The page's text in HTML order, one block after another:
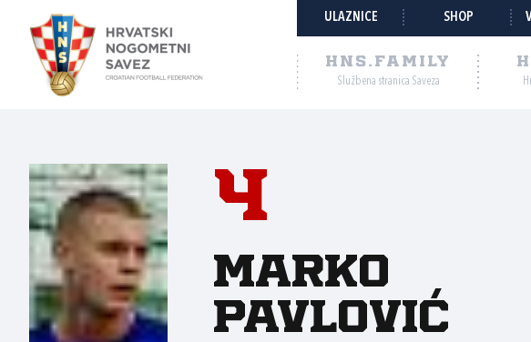
ULAZNICE SHOP
HNS.FAMILY
Službena stranica Saveza
4
Marko
Pavlović